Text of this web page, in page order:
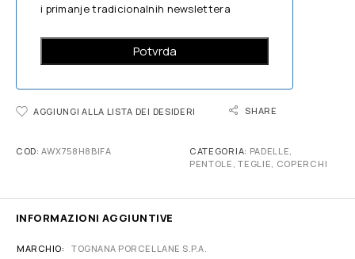
i primanje tradicionalnih newslettera
AGGIUNGI ALLA LISTA DEI DESIDERI SHARE
COD:AWX758H8BIFA CATEGORIA: PADELLE,
PENTOLE, TEGLIE, COPERCHI
INFORMAZIONI AGGIUNTIVE
MARCHIO TOGNANA PORCELLANE S.P.A.